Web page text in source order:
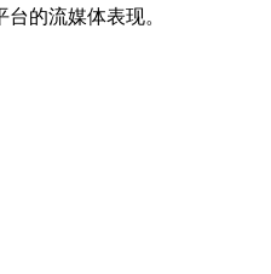
的流媒体表现。